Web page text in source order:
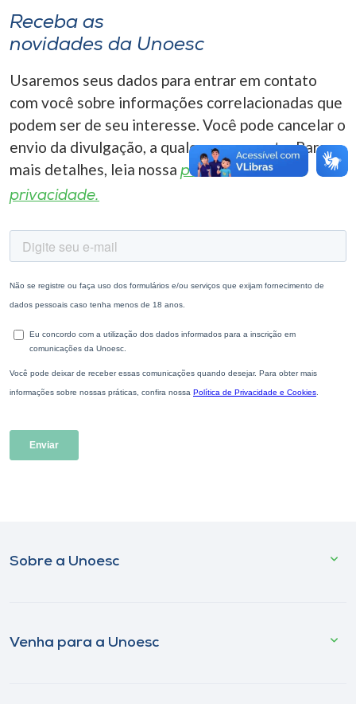
A-
Receba as
novidades da Unoesc
Usaremos seus dados para entrar em contato
com você sobre informações correlacionadas que
podem ser de seu interesse. Você pode cancelar o
envio da divulgação, a qualquer momento. Para
mais detalhes, leia nossa política de
privacidade.
Sobre a Unoesc
Venha para a Unoesc